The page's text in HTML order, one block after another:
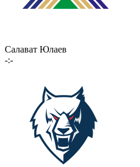
Салават Юлаев
-:-